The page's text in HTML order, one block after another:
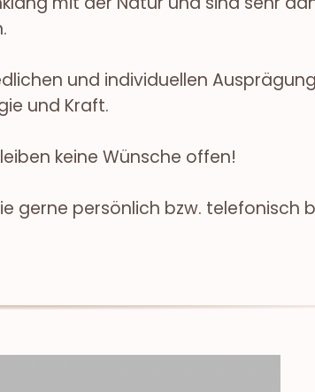
und individuellen
und Kraft.
keine Wünsche offen!
gerne persönlich bzw. telefonisch